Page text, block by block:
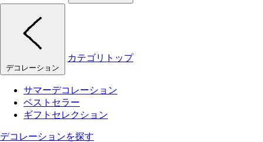
デコレーション
カテゴリトップ
サマーデコレーション
ベストセラー
ギフトセレクション
デコレーションを探す